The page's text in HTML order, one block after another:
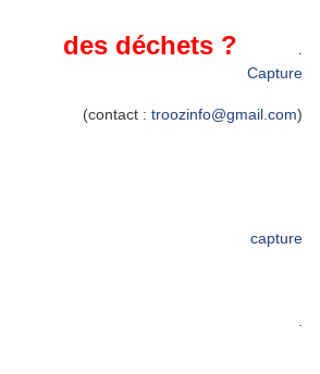
des déchets ? .
(contact : troozinfo@gmail.com)